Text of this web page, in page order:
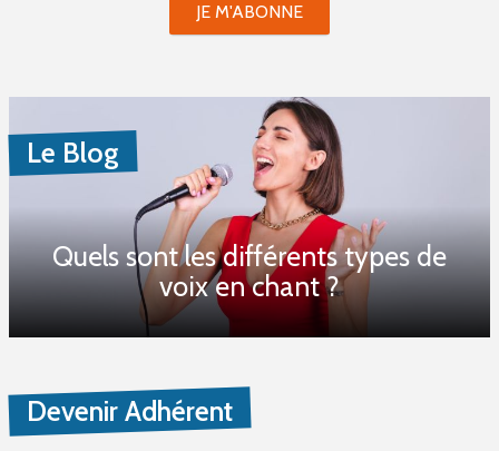
JE M'ABONNE
Le Blog
Quels sont les différents types de
voix en chant ?
Devenir Adhérent